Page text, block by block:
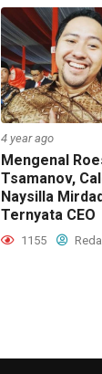
4 year ago
Mengenal
Tsamanov,
Naysilla
Ternyata CEO
1155